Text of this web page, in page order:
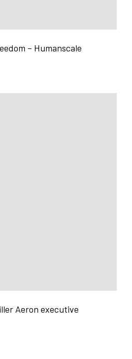
– Humanscale
Aeron executive